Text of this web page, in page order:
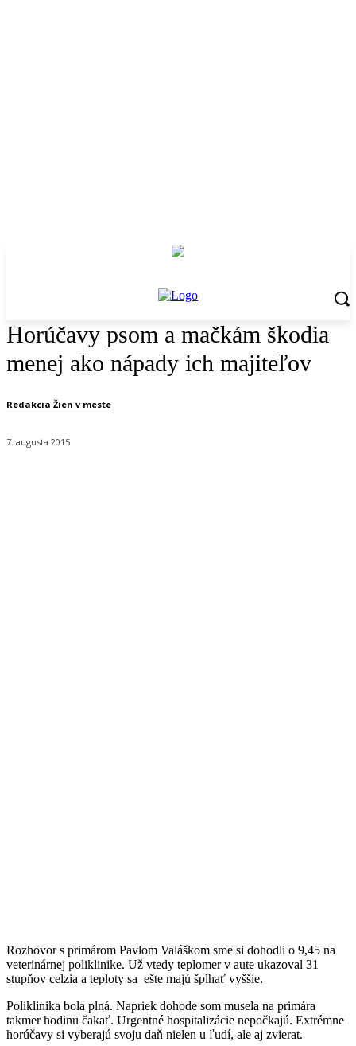
Horúčavy psom a mačkám škodia
menej ako nápady ich majiteľov
Redakcia Žien v meste
7. augusta 2015
Rozhovor s primárom Pavlom Valáškom sme si dohodli o 9,45 na
veterinárnej poliklinike. Už vtedy teplomer v aute ukazoval 31
stupňov celzia a teploty sa ešte majú šplhať vyššie.
Poliklinika bola plná. Napriek dohode som musela na primára
takmer hodinu čakať. Urgentné hospitalizácie nepočkajú. Extrémne
horúčavy si vyberajú svoju daň nielen u ľudí, ale aj zvierat.